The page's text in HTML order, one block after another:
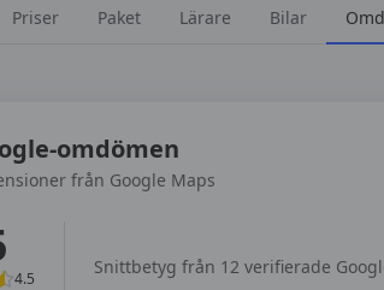
Priser Paket Lärare Bilar
omdömen
från Google Maps
4.5
Snittbetyg från 12 verifierade